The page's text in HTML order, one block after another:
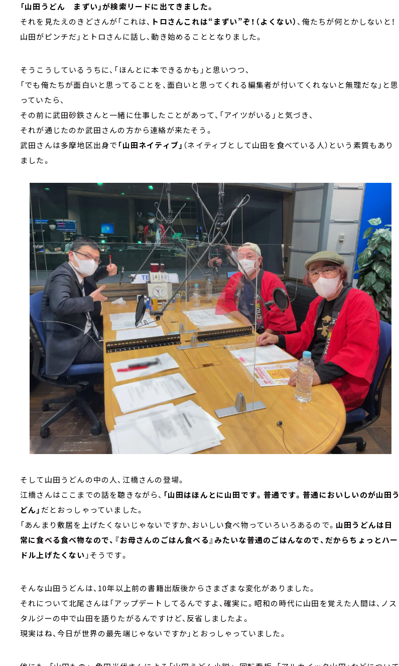
「山田うどん まずい」が検索リードに出てきました。
それを見たえのきどさんが「これは、 トロさんこれは“まずい”ぞ！（よくない） 、俺たちが何とかしないと！
山田がピンチだ」とトロさんに話し、動き始めることとなりました。
そうこうしているうちに、「ほんとに本できるかも」と思いつつ、
「でも俺たちが面白いと思ってることを、面白いと思ってくれる編集者が付いてくれないと無理だな」と思
っていたら、
その前に武田砂鉄さんと一緒に仕事したことがあって、「アイツがいる」と気づき、
それが通じたのか武田さんの方から連絡が来たそう。
武田さんは多摩地区出身で 「山田ネイティブ」 （ネイティブとして山田を食べている人）という素質もあり
ました。
そして山田うどんの中の人、江橋さんの登場。
江橋さんはここまでの話を聴きながら、 「山田はほんとに山田です。普通です。普通においしいのが山田う
どん」 だとおっしゃっていました。
「あんまり敷居を上げたくないじゃないですか、おいしい食べ物っていろいろあるので。 山田うどんは日
常に食べる食べ物なので、『お母さんのごはん食べる』みたいな普通のごはんなので、だからちょっとハー
ドル上げたくない 」そうです。
そんな山田うどんは、10年以上前の書籍出版後からさまざまな変化がありました。
それについて北尾さんは「アップデートしてるんですよ、確実に。昭和の時代に山田を覚えた人間は、ノス
タルジーの中で山田を語りたがるんですけど、反省しましたよ。
現実はね、今日が世界の最先端じゃないですか」とおっしゃっていました。